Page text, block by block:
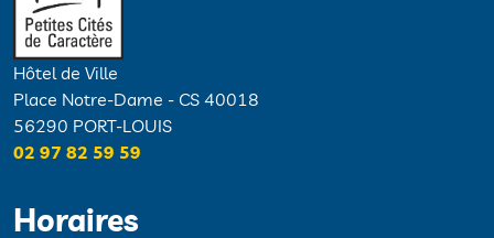
Hôtel de Ville
Place Notre-Dame - CS 40018
56290 PORT-LOUIS
02 97 82 59 59
Horaires